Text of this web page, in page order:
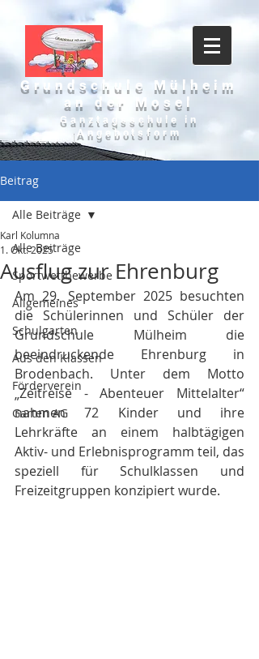
Grundschule Mülheim
an der Mosel
Ganztagsschule in
Angebotsform
Beitrag
Alle Beiträge
Sportwettbewerbe
Allgemeines
Schulgarten
Aus den Klassen
Förderverein
Garten AG
Alle Beiträge
Ausflug zur Ehrenburg
Karl Kolumna
1. Okt. 2025
Am 29. September 2025 besuchten
die Schülerinnen und Schüler der
Grundschule Mülheim die
beeindruckende Ehrenburg in
Brodenbach. Unter dem Motto
„Zeitreise - Abenteuer Mittelalter“
nahmen 72 Kinder und ihre
Lehrkräfte an einem halbtägigen
Aktiv- und Erlebnisprogramm teil, das
speziell für Schulklassen und
Freizeitgruppen konzipiert wurde.